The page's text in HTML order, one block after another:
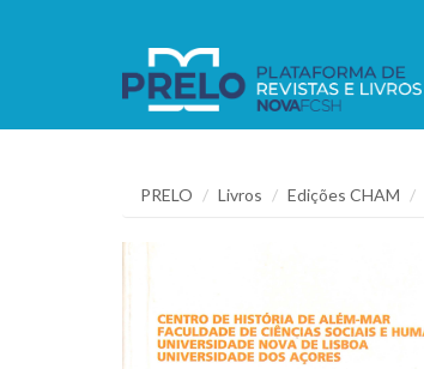
PRELO Livros Edições CHAM